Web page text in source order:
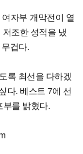
자부 개막전이 열
조한 성적을 냈
겁다.
록 최선을 다하겠
다. 베스트 7에 선
부를 밝혔다.